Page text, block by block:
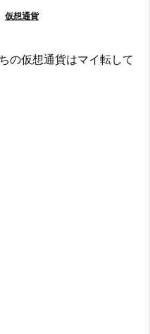
仮想通貨
の仮想通貨はマイ転して